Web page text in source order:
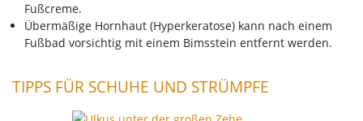
Fußcreme.
Übermäßige Hornhaut (Hyperkeratose) kann nach einem
Fußbad vorsichtig mit einem Bimsstein entfernt werden.
TIPPS FÜR SCHUHE UND STRÜMPFE